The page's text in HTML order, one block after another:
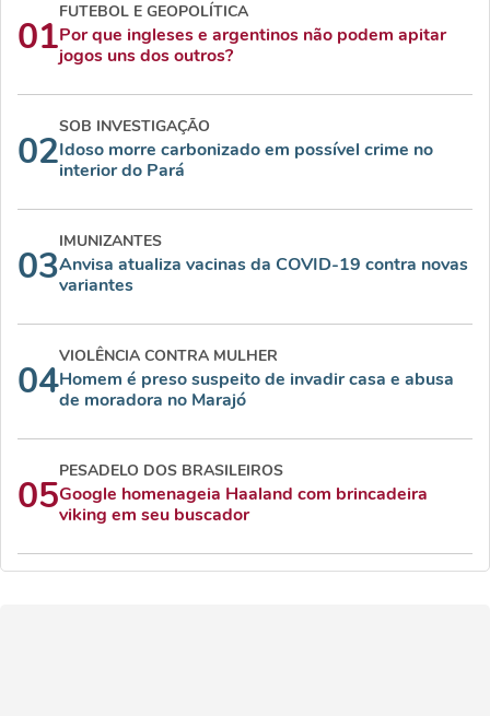
01
FUTEBOL E GEOPOLÍTICA
Por que ingleses e argentinos não podem apitar
jogos uns dos outros?
02
SOB INVESTIGAÇÃO
Idoso morre carbonizado em possível crime no
interior do Pará
03
IMUNIZANTES
Anvisa atualiza vacinas da COVID-19 contra novas
variantes
04
VIOLÊNCIA CONTRA MULHER
Homem é preso suspeito de invadir casa e abusa
de moradora no Marajó
05
PESADELO DOS BRASILEIROS
Google homenageia Haaland com brincadeira
viking em seu buscador